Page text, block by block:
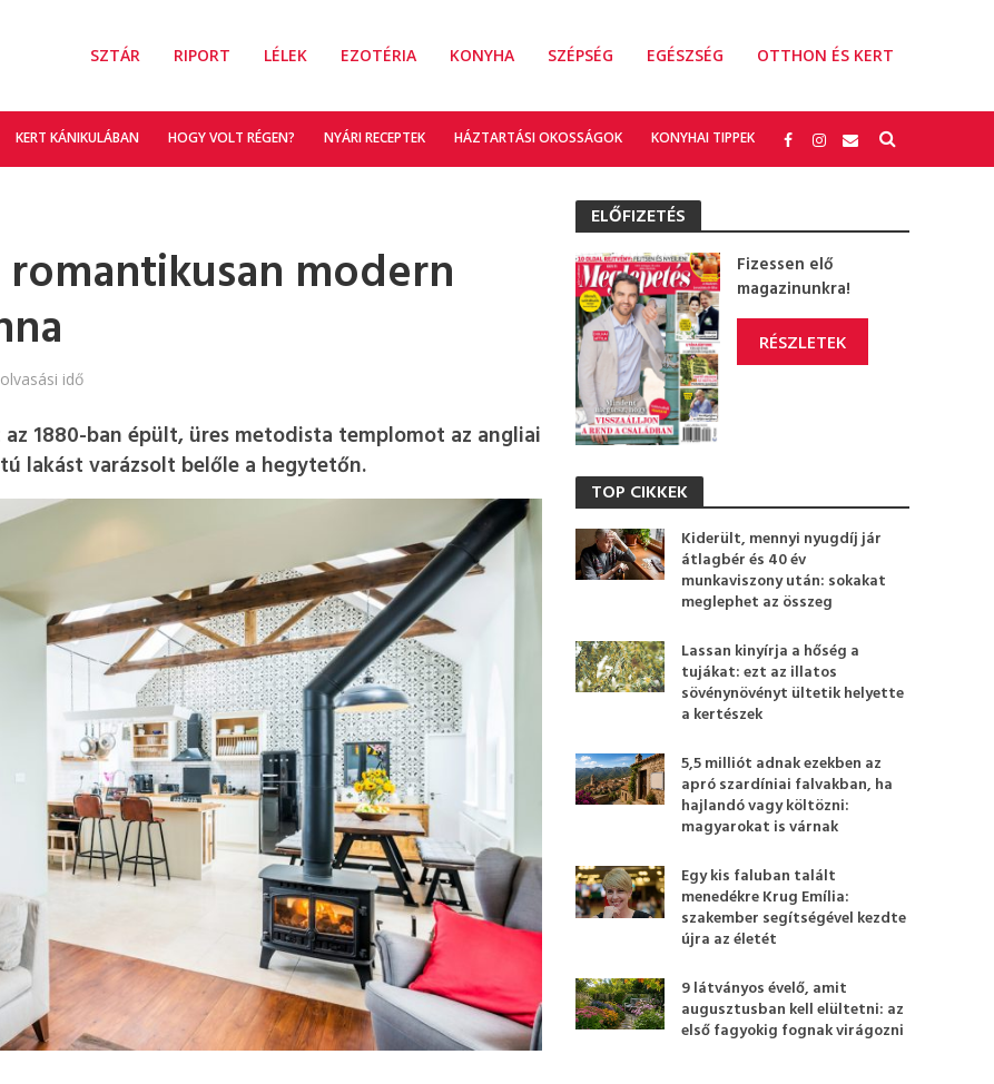
SZTÁR RIPORT LÉLEK EZOTÉRIA KONYHA SZÉPSÉG EGÉSZSÉG OTTHON ÉS KERT
KERT KÁNIKULÁBAN HOGY VOLT RÉGEN? NYÁRI RECEPTEK HÁZTARTÁSI OKOSSÁGOK KONYHAI TIPPEK
modern
idő
1880-ban épült, üres metodista templomot az angliai
lakást varázsolt belőle a hegytetőn.
ELŐFIZETÉS
Fizessen elő
magazinunkra!
RÉSZLETEK
TOP CIKKEK
Kiderült, mennyi nyugdíj jár
átlagbér és 40 év
munkaviszony után: sokakat
meglephet az összeg
Lassan kinyírja a hőség a
tujákat: ezt az illatos
sövénynövényt ültetik helyette
a kertészek
5,5 milliót adnak ezekben az
apró szardíniai falvakban, ha
hajlandó vagy költözni:
magyarokat is várnak
Egy kis faluban talált
menedékre Krug Emília:
szakember segítségével kezdte
újra az életét
9 látványos évelő, amit
augusztusban kell elültetni: az
első fagyokig fognak virágozni